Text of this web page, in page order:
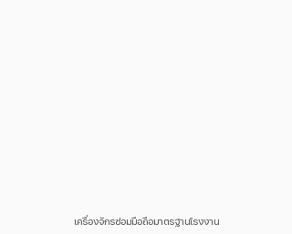
เครื่องจักรซ่อมมือถือมาตรฐานโรงงาน